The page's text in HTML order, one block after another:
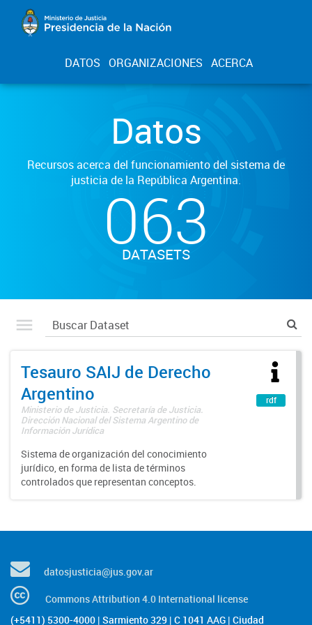
DATOS ORGANIZACIONES ACERCA
Datos
Recursos acerca del funcionamiento del sistema de
justicia de la República Argentina.
063
DATASETS
Tesauro SAIJ de Derecho
Argentino
Ministerio de Justicia. Secretaría de Justicia.
Dirección Nacional del Sistema Argentino de
Información Jurídica
Sistema de organización del conocimiento
jurídico, en forma de lista de términos
controlados que representan conceptos.
rdf
datosjusticia@jus.gov.ar
Commons Attribution 4.0 International license
(+5411) 5300-4000 | Sarmiento 329 | C 1041 AAG | Ciudad